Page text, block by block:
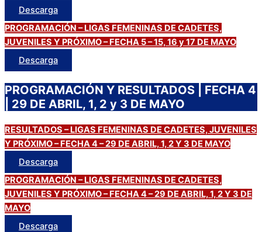
Descarga
PROGRAMACIÓN – LIGAS FEMENINAS DE CADETES,
JUVENILES Y PRÓXIMO – FECHA 5 – 15, 16 y 17 DE MAYO
Descarga
PROGRAMACIÓN Y RESULTADOS | FECHA 4
| 29 DE ABRIL, 1, 2 y 3 DE MAYO
RESULTADOS – LIGAS FEMENINAS DE CADETES, JUVENILES
Y PRÓXIMO – FECHA 4 – 29 DE ABRIL, 1, 2 Y 3 DE MAYO
Descarga
PROGRAMACIÓN – LIGAS FEMENINAS DE CADETES,
JUVENILES Y PRÓXIMO – FECHA 4 – 29 DE ABRIL, 1, 2 Y 3 DE
MAYO
Descarga